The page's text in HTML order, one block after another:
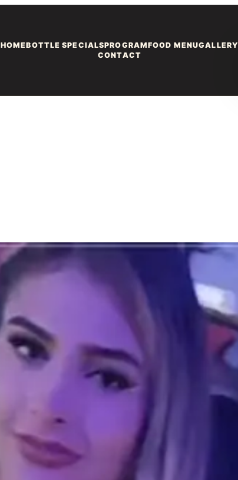
HOMEBOTTLE SPECIALSPROGRAMFOOD MENUGALLERY
CONTACT